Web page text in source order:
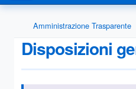
Amministrazione Trasparente
Disposizioni